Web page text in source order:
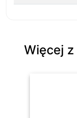
Więcej